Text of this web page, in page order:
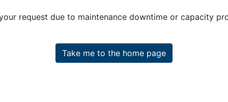
request due to maintenance downtime or capacity
Take me to the home page